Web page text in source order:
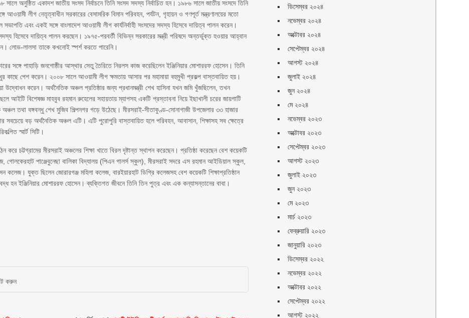
অনুষ্ঠিত একাদশ জাতীয় সংসদ নির্বাচনে তিনি সংসদ সদস্য নির্বাচিত হন। ১৯৮৬ সালে জাতীয় সংসদে তিনি
লীগ নেতৃত্বাধীন সরকারের বেসামরিক বিমান পরিবহন, পর্যটন, গৃহায়ন ও গণপূর্ত মন্ত্রণালয়ের মতো
এবং একই সঙ্গে বাংলাদেশ আওয়ামী লীগ কার্যনির্বাহী সংসদের সদস্য হিসেবে দায়িত্ব পালন করেন।
হিসেবে দায়িত্ব পালন করছেন। ১৯৭৫-পরবর্তী বিভিন্ন সরকারের মন্ত্রী পরিষদে অন্তর্ভুক্ত হওয়ার আহ্বান
লোভ-লালসা তাকে কখনোই স্পর্শ করতে পারেনি।
সঙ্গে পাহাড়ি জনগোষ্ঠীর আস্থার সেতু তৈরিতে নিরলস কাজ করেছিলেন ইঞ্জিনিয়ার মোশাররফ হোসেন। তিনি
কাছে পেশ করেন। ২০০৮ সালে আওয়ামী লীগ ক্ষমতায় আসার পর মহামায়া বহুমুখী প্রকল্প বাস্তবায়িত হয়।
উদ্বোধন করেন। অর্থনৈতিক অঞ্চল প্রতিষ্ঠার জন্য প্রধানমন্ত্রী শেখ হাসিনা যখন জমি খুঁজছিলেন, তখন
আইটি বিশেষজ্ঞ মাহবুব রহমান রুহেলের সহায়তায় ম্যাপসহ একটি প্রস্তাবনা নিয়ে ইছাখালী চরের জায়গাটি
অঞ্চল তথা বঙ্গবন্ধু শেখ মুজিব শিল্পনগর গড়ে উঠেছে। মীরসরাই-সীতাকুণ্ড-সোনাগাজী উপজেলার ৩৩ হাজার
সবচেয়ে বড় অর্থনৈতিক অঞ্চল এটি। এটি পুরোপুরি বাস্তবায়িত হলে পরিবহন, আবাসান, শিক্ষাসহ সব ক্ষেত্রে
স্মার্ট সিটি।
করে চট্টগ্রামের মীরসরাই অঞ্চলের শিক্ষা খাতে বিরল দৃষ্টান্ত স্থাপন করেছেন। প্রতিষ্ঠা করেছেন বেশ কয়েকটি
গোলকেরহাট পাঞ্জেবুনেছা বালিকা বিদ্যালয় (পিএন গালর্স স্কুল), মীরসরাই সদরে এস রহমান আইডিয়াল স্কুল,
কলেজ। যুক্ত ছিলেন জোরারগঞ্জ মহিলা কলেজ, বারইয়ারহাট ডিগ্রি কলেজসহ বেশ কয়েকটি শিক্ষাপ্রতিষ্ঠান
হন ইঞ্জিনিয়ার মোশাররফ হোসেন। ব্যক্তিগত জীবনে তিনি তিন পুত্র এবং এক কন্যাসন্তানের বাবা।
করুন
ডিসেম্বর ২০২৪
নভেম্বর ২০২৪
অক্টোবর ২০২৪
সেপ্টেম্বর ২০২৪
আগস্ট ২০২৪
জুলাই ২০২৪
জুন ২০২৪
মে ২০২৪
নভেম্বর ২০২৩
অক্টোবর ২০২৩
সেপ্টেম্বর ২০২৩
আগস্ট ২০২৩
জুলাই ২০২৩
জুন ২০২৩
মে ২০২৩
মার্চ ২০২৩
ফেব্রুয়ারি ২০২৩
জানুয়ারি ২০২৩
ডিসেম্বর ২০২২
নভেম্বর ২০২২
অক্টোবর ২০২২
সেপ্টেম্বর ২০২২
আগস্ট ২০২২